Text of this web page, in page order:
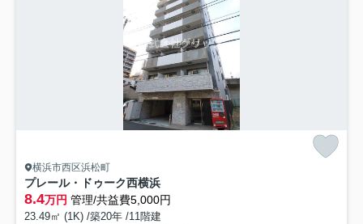
横浜市西区浜松町
プレール・ドゥーク西横浜
8.4万円 管理/共益費5,000円
23.49㎡ (1K) /築20年 /11階建